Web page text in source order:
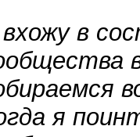
в
я